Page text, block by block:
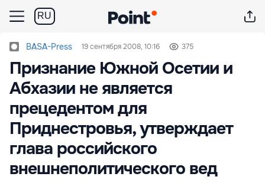
RU
BASA-Press 19 сентября 2008, 10:16 375
Признание Южной Осетии и
Абхазии не является
прецедентом для
Приднестровья, утверждает
глава российского
внешнеполитического вед